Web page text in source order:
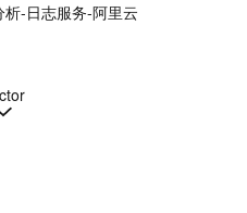
-日志服务-阿里云
阿里云